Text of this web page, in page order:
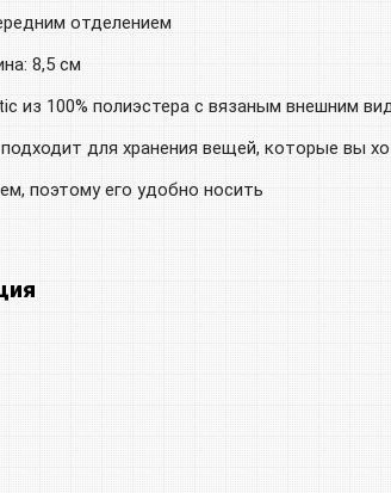
отделением
8,5 см
из 100% полиэстера с вязаным внешним
для хранения вещей, которые вы
поэтому его удобно носить